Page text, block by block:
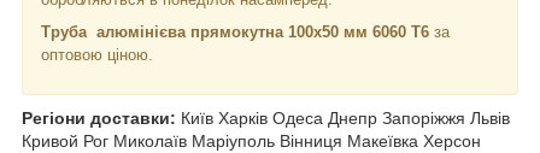
Труба алюмінієва прямокутна 100х50 мм 6060 Т6 за
оптовою ціною.
Регіони доставки: Київ Харків Одеса Днепр Запоріжжя Львів
Кривой Рог Миколаїв Маріуполь Вінниця Макеївка Херсон